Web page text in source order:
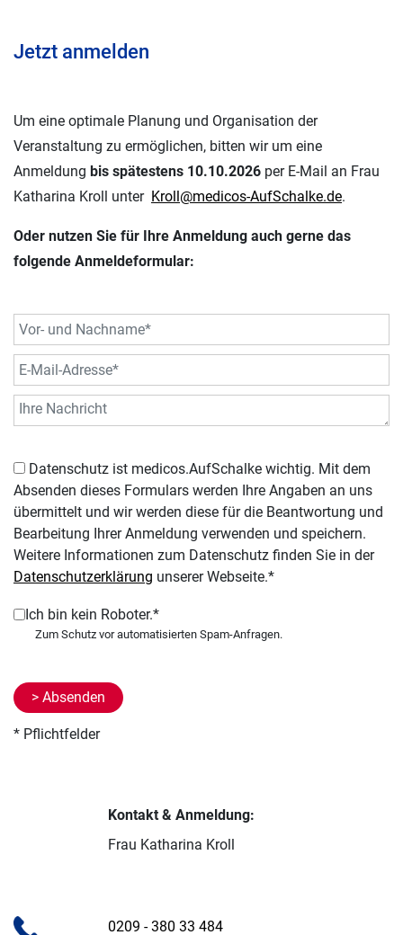
Jetzt anmelden
Um eine optimale Planung und Organisation der
Veranstaltung zu ermöglichen, bitten wir um eine
Anmeldung bis spätestens 10.10.2026 per E-Mail an Frau
Katharina Kroll unter Kroll@medicos-AufSchalke.de.
Oder nutzen Sie für Ihre Anmeldung auch gerne das
folgende Anmeldeformular:
Absenden dieses Formulars werden Ihre Angaben an uns
übermittelt und wir werden diese für die Beantwortung und
Bearbeitung Ihrer Anmeldung verwenden und speichern.
Weitere Informationen zum Datenschutz finden Sie in der
Datenschutzerklärung unserer Webseite.*
Ich bin kein Roboter.*
* Pflichtfelder
Kontakt & Anmeldung:
Frau Katharina Kroll
0209 - 380 33 484